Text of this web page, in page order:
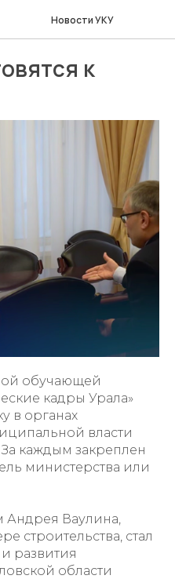
Новости УКУ
к
обучающей
кадры Урала»
в органах
власти
каждым закреплен
министерства или
Андрея Ваулина,
строительства, стал
развития
области